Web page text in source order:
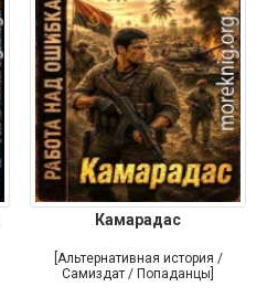
Камарадас
[Альтернативная история /
Самиздат / Попаданцы]